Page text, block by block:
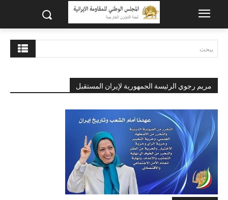
يبحث
مريم رجوي الرئيسة الجمهورية لإيران المستقبل